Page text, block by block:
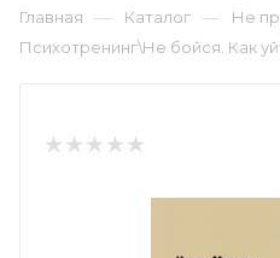
Главная — Каталог — Не
Психотренинг\Не бойся. Как